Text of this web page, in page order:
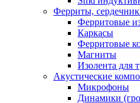
Ферриты,
Ферритовые
Каркасы
Ферритовые
Магниты
Изолента для
Акустические
Микрофоны
Динамики